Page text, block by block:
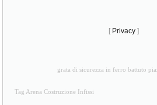
[ Privacy ]
grata di sicurezza in ferro battuto
Tag Arena Costruzione Infissi